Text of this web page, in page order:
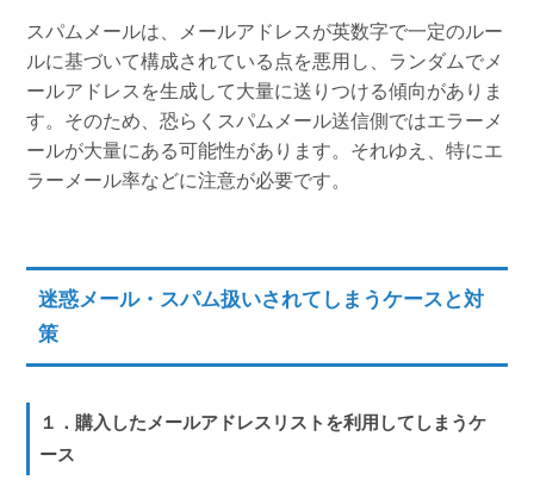
スパムメールは、メールアドレスが英数字で一定のルー
ルに基づいて構成されている点を悪用し、ランダムでメ
ールアドレスを生成して大量に送りつける傾向がありま
す。そのため、恐らくスパムメール送信側ではエラーメ
ールが大量にある可能性があります。それゆえ、特にエ
ラーメール率などに注意が必要です。
迷惑メール・スパム扱いされてしまうケースと対
策
１．購入したメールアドレスリストを利用してしまうケ
ース